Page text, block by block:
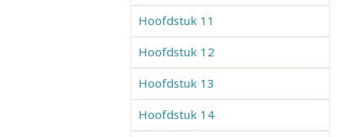
Hoofdstuk 11
Hoofdstuk 12
Hoofdstuk 13
Hoofdstuk 14